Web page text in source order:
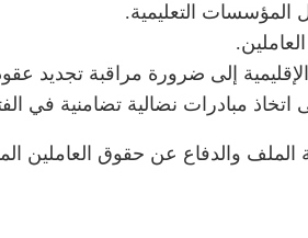
المؤسسات التعليمية.
إلى ضرورة مراقبة تجديد
مبادرات نضالية تضامنية في
الملف والدفاع عن حقوق